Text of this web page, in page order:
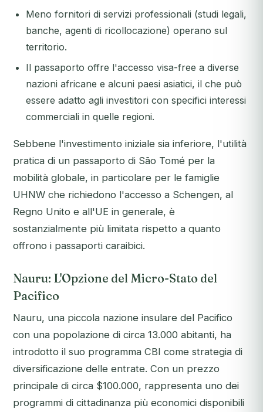
Meno fornitori di servizi professionali (studi legali,
banche, agenti di ricollocazione) operano sul
territorio.
Il passaporto offre l'accesso visa-free a diverse
nazioni africane e alcuni paesi asiatici, il che può
essere adatto agli investitori con specifici interessi
commerciali in quelle regioni.
Sebbene l'investimento iniziale sia inferiore, l'utilità
pratica di un passaporto di São Tomé per la
mobilità globale, in particolare per le famiglie
UHNW che richiedono l'accesso a Schengen, al
Regno Unito e all'UE in generale, è
sostanzialmente più limitata rispetto a quanto
offrono i passaporti caraibici.
Nauru: L'Opzione del Micro-Stato del
Pacifico
Nauru, una piccola nazione insulare del Pacifico
con una popolazione di circa 13.000 abitanti, ha
introdotto il suo programma CBI come strategia di
diversificazione delle entrate. Con un prezzo
principale di circa $100.000, rappresenta uno dei
programmi di cittadinanza più economici disponibili